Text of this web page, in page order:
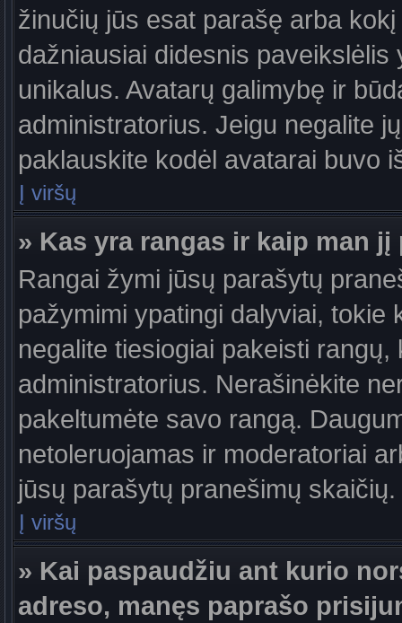
žinučių jūs esat parašę arba
dažniausiai didesnis
unikalus. Avatarų galimybę ir
administratorius. Jeigu negalite
paklauskite kodėl avatarai buvo
Į viršų
» Kas yra rangas ir kaip man
Rangai žymi jūsų parašytų
pažymimi ypatingi dalyviai, tokie
negalite tiesiogiai pakeisti
administratorius. Nerašinėkite
pakeltumėte savo rangą.
netoleruojamas ir moderatoriai
jūsų parašytų pranešimų skaičių.
Į viršų
» Kai paspaudžiu ant kurio
adreso, manęs paprašo